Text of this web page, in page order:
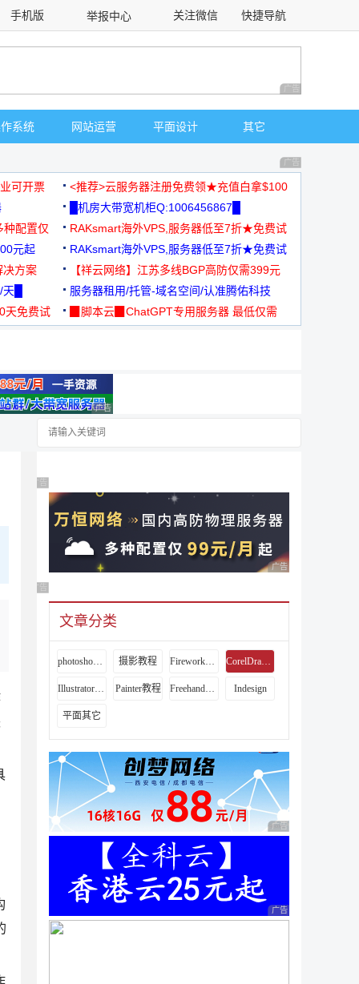
手机版 举报中心 关注微信 快捷导航
择 广告 商业广告，理
系统 网站运营 平面设计 其它
广告 商业广告，理
可开票
<推荐>云服务器注册免费领★充值白拿$100
█机房大带宽机柜Q:1006456867█
种配置仅
RAKsmart海外VPS,服务器低至7折★免费试
用★
元起
RAKsmart海外VPS,服务器低至7折★免费试
用★
决方案
【祥云网络】江苏多线BGP高防仅需399元
█
服务器租用/托管-域名空间/认准腾佑科技
免费试
▉脚本云▉ChatGPT专用服务器 最低仅需
广告 商业广告，理性选择
广告 商业广告，理性选择
广告 商业广告，理性
广告 商业广告，理性选择
文章分类
photoshop教程 摄影教程 Fireworks教程 CorelDraw教程
Illustrator教程 Painter教程 Freehand教程 Indesign
平面其它
广告 商业广告，理性
广告 商业广告，理性